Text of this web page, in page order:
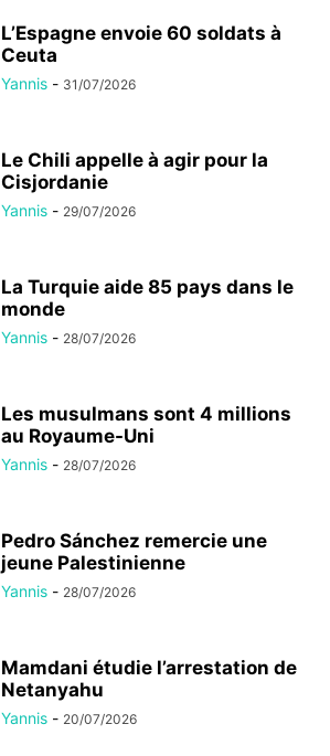
L’Espagne envoie 60 soldats à
Ceuta
Yannis - 31/07/2026
Le Chili appelle à agir pour la
Cisjordanie
Yannis - 29/07/2026
La Turquie aide 85 pays dans le
monde
Yannis - 28/07/2026
Les musulmans sont 4 millions
au Royaume-Uni
Yannis - 28/07/2026
Pedro Sánchez remercie une
jeune Palestinienne
Yannis - 28/07/2026
Mamdani étudie l’arrestation de
Netanyahu
Yannis - 20/07/2026